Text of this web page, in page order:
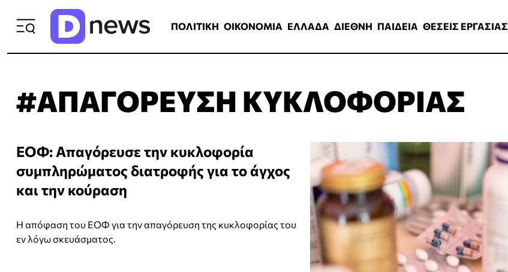
ΠΟΛΙΤΙΚΗ ΟΙΚΟΝΟΜΙΑ ΕΛΛΑΔΑ ΔΙΕΘΝΗ ΠΑΙΔΕΙΑ ΘΕΣΕΙΣ ΕΡΓΑΣΙΑΣ
#ΑΠΑΓΟΡΕΥΣΗ ΚΥΚΛΟΦΟΡΙΑΣ
ΕΟΦ: Απαγόρευσε την κυκλοφορία
συμπληρώματος διατροφής για το άγχος
και την κούραση
Η απόφαση του ΕΟΦ για την απαγόρευση της κυκλοφορίας του
εν λόγω σκευάσματος.